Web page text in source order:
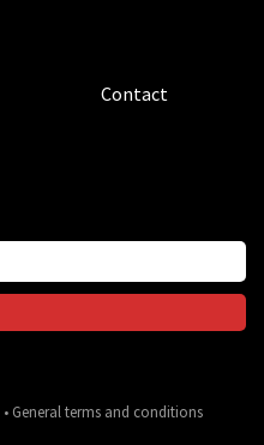
Contact
• General terms and conditions